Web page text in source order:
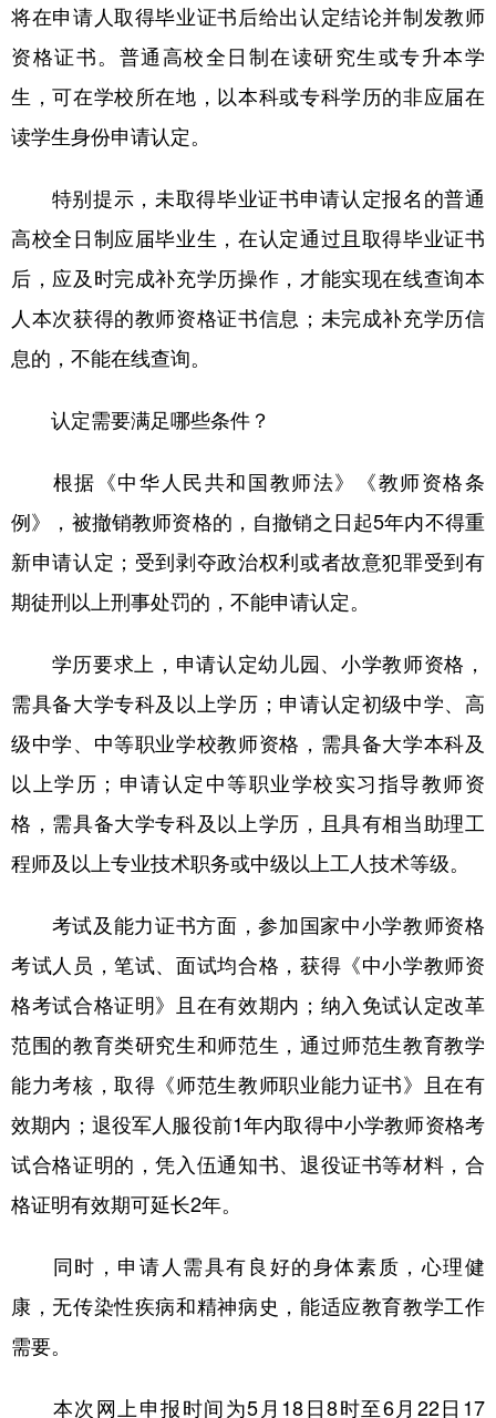
将在申请人取得毕业证书后给出认定结论并制发教师
资格证书。普通高校全日制在读研究生或专升本学
生，可在学校所在地，以本科或专科学历的非应届在
读学生身份申请认定。
特别提示，未取得毕业证书申请认定报名的普通
高校全日制应届毕业生，在认定通过且取得毕业证书
后，应及时完成补充学历操作，才能实现在线查询本
人本次获得的教师资格证书信息；未完成补充学历信
息的，不能在线查询。
认定需要满足哪些条件？
根据《中华人民共和国教师法》《教师资格条
例》，被撤销教师资格的，自撤销之日起5年内不得重
新申请认定；受到剥夺政治权利或者故意犯罪受到有
期徒刑以上刑事处罚的，不能申请认定。
学历要求上，申请认定幼儿园、小学教师资格，
需具备大学专科及以上学历；申请认定初级中学、高
级中学、中等职业学校教师资格，需具备大学本科及
以上学历；申请认定中等职业学校实习指导教师资
格，需具备大学专科及以上学历，且具有相当助理工
程师及以上专业技术职务或中级以上工人技术等级。
考试及能力证书方面，参加国家中小学教师资格
考试人员，笔试、面试均合格，获得《中小学教师资
格考试合格证明》且在有效期内；纳入免试认定改革
范围的教育类研究生和师范生，通过师范生教育教学
能力考核，取得《师范生教师职业能力证书》且在有
效期内；退役军人服役前1年内取得中小学教师资格考
试合格证明的，凭入伍通知书、退役证书等材料，合
格证明有效期可延长2年。
同时，申请人需具有良好的身体素质，心理健
康，无传染性疾病和精神病史，能适应教育教学工作
需要。
本次网上申报时间为5月18日8时至6月22日17